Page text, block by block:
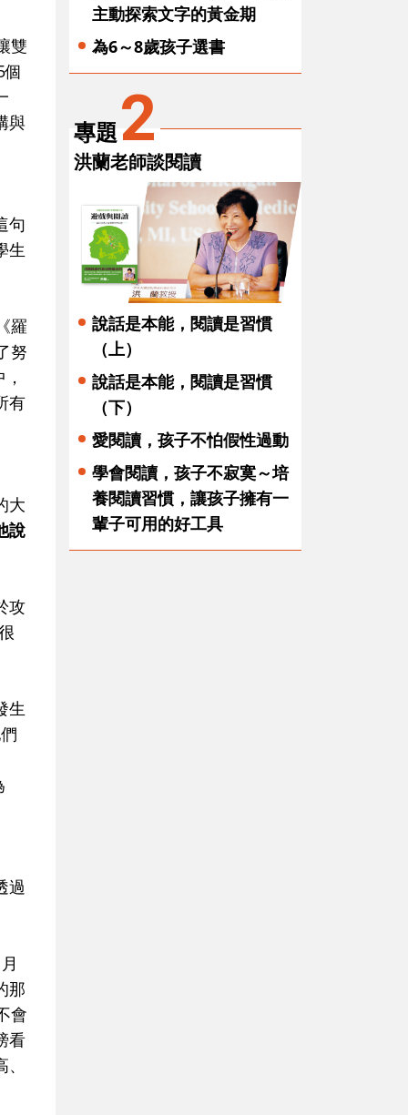
雙
與
句
生
羅
努
有
大
說
攻
生
過
那
會
看
主動探索文字的黃金期
為6～8歲孩子選書
專題2
洪蘭老師談閱讀
說話是本能，閱讀是習慣
（上）
說話是本能，閱讀是習慣
（下）
愛閱讀，孩子不怕假性過動
學會閱讀，孩子不寂寞～培
養閱讀習慣，讓孩子擁有一
輩子可用的好工具